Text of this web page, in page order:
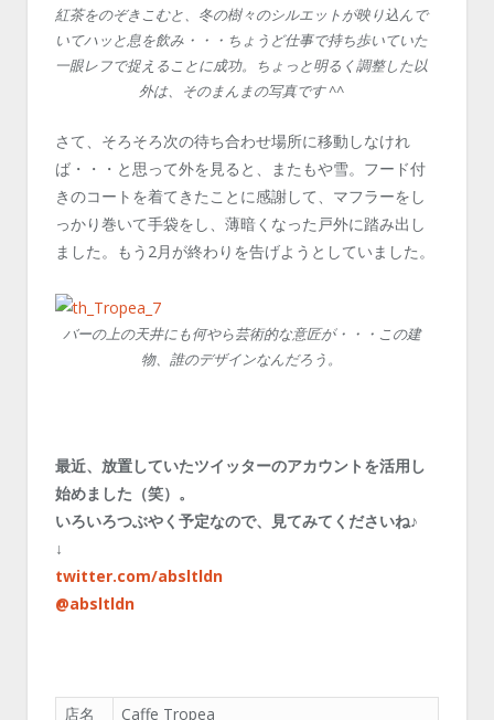
紅茶をのぞきこむと、冬の樹々のシルエットが映り込んで
いてハッと息を飲み・・・ちょうど仕事で持ち歩いていた
一眼レフで捉えることに成功。ちょっと明るく調整した以
外は、そのまんまの写真です ^^
さて、そろそろ次の待ち合わせ場所に移動しなけれ
ば・・・と思って外を見ると、またもや雪。フード付
きのコートを着てきたことに感謝して、マフラーをし
っかり巻いて手袋をし、薄暗くなった戸外に踏み出し
ました。もう2月が終わりを告げようとしていました。
バーの上の天井にも何やら芸術的な意匠が・・・この建
物、誰のデザインなんだろう。
最近、放置していたツイッターのアカウントを活用し
始めました（笑）。
いろいろつぶやく予定なので、見てみてくださいね♪
↓
twitter.com/absltldn
@absltldn
店名 Caffe Tropea